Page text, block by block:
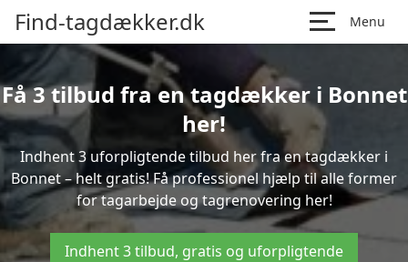
Find-tagdækker.dk Menu
Få 3 tilbud fra en tagdækker i Bonnet
her!
Indhent 3 uforpligtende tilbud her fra en tagdækker i
Bonnet – helt gratis! Få professionel hjælp til alle former
for tagarbejde og tagrenovering her!
Indhent 3 tilbud, gratis og uforpligtende